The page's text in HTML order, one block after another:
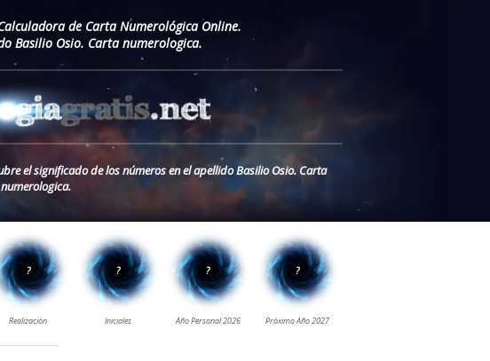
de Carta Numerológica Online.
Basilio Osio. Carta numerologica.
el significado de los números en el apellido Basilio Osio. Carta
numerologica.